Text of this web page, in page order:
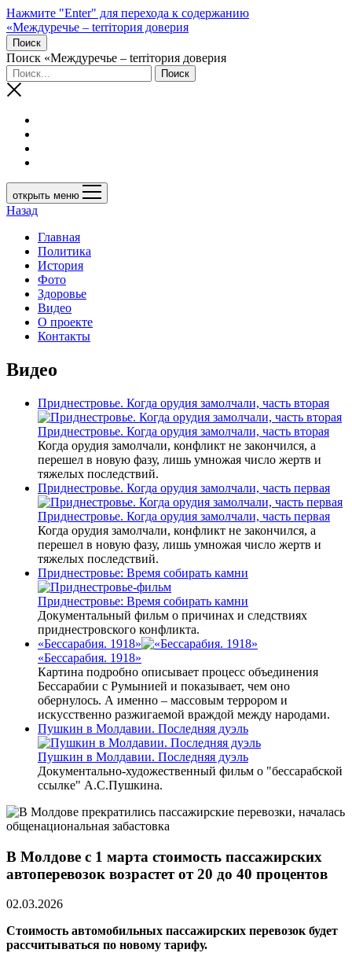
Нажмите "Enter" для перехода к содержанию
«Междуречье – terriтория доверия
Поиск
Поиск «Междуречье – terriтория доверия
открыть меню
Назад
Главная
Политика
История
Фото
Здоровье
Видео
О проекте
Контакты
Видео
Приднестровье. Когда орудия замолчали, часть вторая
Приднестровье. Когда орудия замолчали, часть вторая
Когда орудия замолчали, конфликт не закончился, а
перешел в новую фазу, лишь умножая число жертв и
тяжелых последствий.
Приднестровье. Когда орудия замолчали, часть первая
Приднестровье. Когда орудия замолчали, часть первая
Когда орудия замолчали, конфликт не закончился, а
перешел в новую фазу, лишь умножая число жертв и
тяжелых последствий.
Приднестровье: Время собирать камни
Приднестровье: Время собирать камни
Документальный фильм о причинах и следствиях
приднестровского конфликта.
«Бессарабия. 1918»
«Бессарабия. 1918»
Картина подробно описывает процесс объединения
Бессарабии с Румынией и показывает, чем оно
обернулось. А именно – массовым террором и
искусственно разжигаемой враждой между народами.
Пушкин в Молдавии. Последняя дуэль
Пушкин в Молдавии. Последняя дуэль
Документально-художественный фильм о "бессарабской
ссылке" А.С.Пушкина.
В Молдове с 1 марта стоимость пассажирских
автоперевозок возрастет от 20 до 40 процентов
02.03.2026
Стоимость автомобильных пассажирских перевозок будет
рассчитываться по новому тарифу.